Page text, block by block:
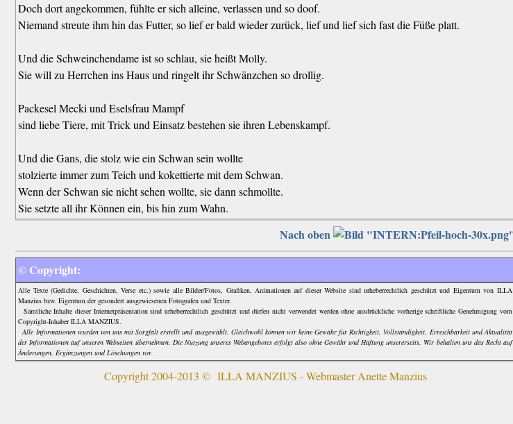
Doch dort angekommen, fühlte er sich alleine, verlassen und so doof.
Niemand streute ihm hin das Futter, so lief er bald wieder zurück, lief und lief sich fast die Füße platt.
Und die Schweinchendame ist so schlau, sie heißt Molly.
Sie will zu Herrchen ins Haus und ringelt ihr Schwänzchen so drollig.
Packesel Mecki und Eselsfrau Mampf
sind liebe Tiere, mit Trick und Einsatz bestehen sie ihren Lebenskampf.
Und die Gans, die stolz wie ein Schwan sein wollte
stolzierte immer zum Teich und kokettierte mit dem Schwan.
Wenn der Schwan sie nicht sehen wollte, sie dann schmollte.
Sie setzte all ihr Können ein, bis hin zum Wahn.
Nach oben
© Copyright:
Alle Texte (Gedichte, Geschichten, Verse etc.) sowie alle Bilder/Fotos, Grafiken, Animationen auf dieser Website sind urheberrechtlich geschützt und Eigentum von ILLA
Manzius bzw. Eigentum der gesondert ausgewiesenen Fotografen und Texter.
Sämtliche Inhalte dieser Internetpräsentation sind urheberrechtlich geschützt und dürfen nicht verwendet werden ohne ausdrückliche vorherige schriftliche Genehmigung vom
Copyright-Inhaber ILLA MANZIUS.
Alle Informationen wurden von uns mit Sorgfalt erstellt und ausgewählt. Gleichwohl können wir keine Gewähr für Richtigkeit, Vollständigkeit, Erreichbarkeit und Aktualität
der Informationen auf unseren Webseiten übernehmen. Die Nutzung unseres Webangebotes erfolgt also ohne Gewähr und Haftung unsererseits. Wir behalten uns das Recht auf
Änderungen, Ergänzungen und Löschungen vor.
Copyright 2004-2013 © ILLA MANZIUS - Webmaster Anette Manzius